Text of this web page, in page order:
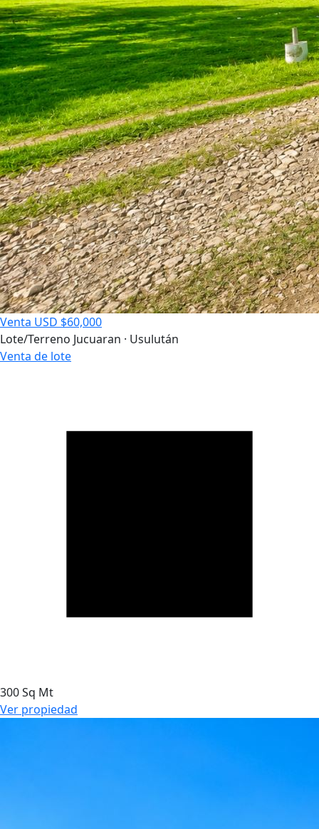
Venta USD $60,000
Lote/Terreno Jucuaran · Usulután
Venta de lote
300 Sq Mt
Ver propiedad